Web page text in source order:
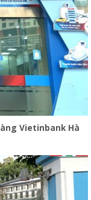
Vietinbank Hà